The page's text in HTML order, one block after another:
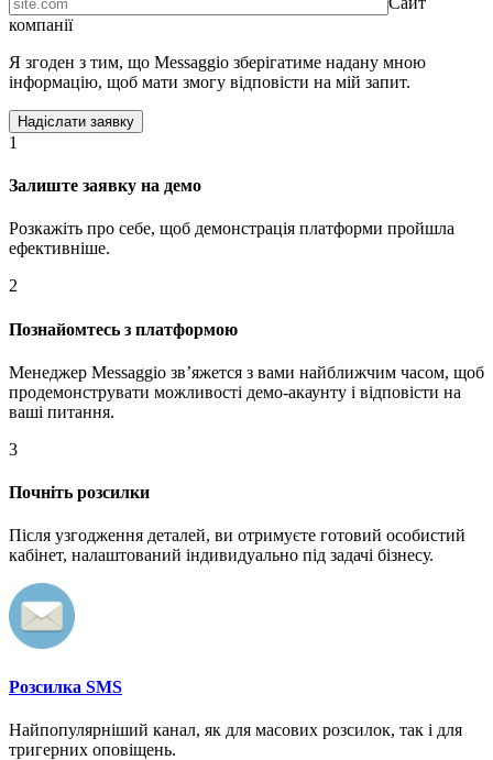
компанії
Я згоден з тим, що Messaggio зберігатиме надану мною
інформацію, щоб мати змогу відповісти на мій запит.
1
Залиште заявку на демо
Розкажіть про себе, щоб демонстрація платформи пройшла
ефективніше.
2
Познайомтесь з платформою
Менеджер Messaggio звʼяжется з вами найближчим часом, щоб
продемонструвати можливості демо-акаунту і відповісти на
ваші питання.
3
Почніть розсилки
Після узгодження деталей, ви отримуєте готовий особистий
кабінет, налаштований індивидуально під задачі бізнесу.
Розсилка SMS
Найпопулярніший канал, як для масових розсилок, так і для
тригерних оповіщень.